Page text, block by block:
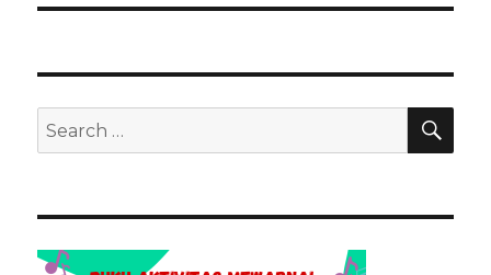
Search
for: